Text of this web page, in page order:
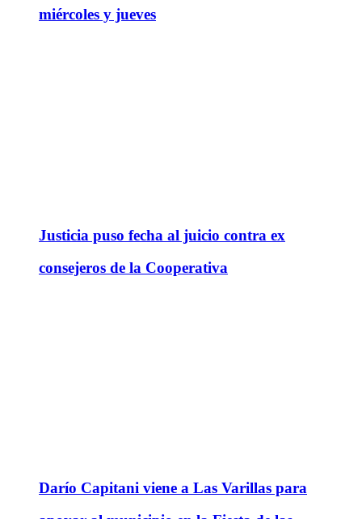
miércoles y jueves
Justicia puso fecha al juicio contra ex
consejeros de la Cooperativa
Darío Capitani viene a Las Varillas para